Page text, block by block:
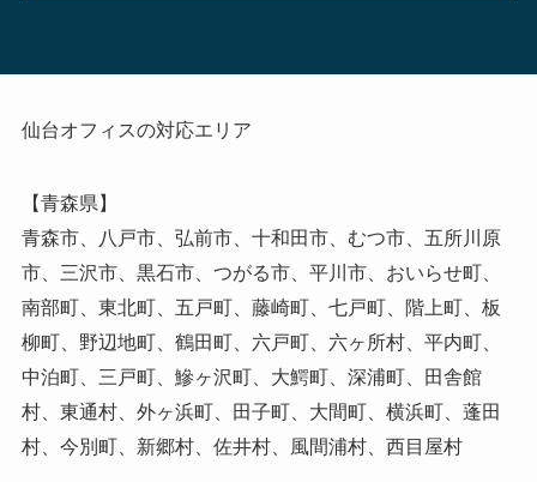
仙台オフィスの対応エリア
【青森県】
青森市、八戸市、弘前市、十和田市、むつ市、五所川原
市、三沢市、黒石市、つがる市、平川市、おいらせ町、
南部町、東北町、五戸町、藤崎町、七戸町、階上町、板
柳町、野辺地町、鶴田町、六戸町、六ヶ所村、平内町、
中泊町、三戸町、鰺ヶ沢町、大鰐町、深浦町、田舎館
村、東通村、外ヶ浜町、田子町、大間町、横浜町、蓬田
村、今別町、新郷村、佐井村、風間浦村、西目屋村